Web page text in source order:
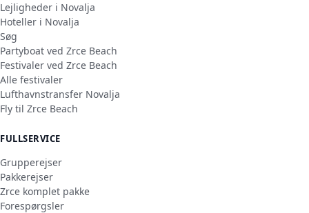
Lejligheder i Novalja
Hoteller i Novalja
Søg
Partyboat ved Zrce Beach
Festivaler ved Zrce Beach
Alle festivaler
Lufthavnstransfer Novalja
Fly til Zrce Beach
FULLSERVICE
Grupperejser
Pakkerejser
Zrce komplet pakke
Forespørgsler